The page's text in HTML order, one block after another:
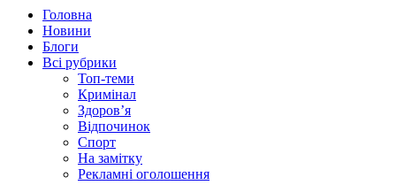
Головна
Новини
Блоги
Всі рубрики
Топ-теми
Кримінал
Здоров’я
Відпочинок
Спорт
На замітку
Рекламні оголошення